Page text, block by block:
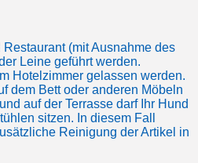
Restaurant(mit Ausnahme des
Leine geführt werden.
Hotelzimmer gelassen werden.
dem Bett oder anderen Möbeln
auf der Terrasse darf Ihr Hund
sitzen. In diesem Fall
Reinigung der Artikel in